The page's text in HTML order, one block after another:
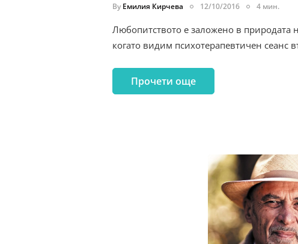
By Емилия Кирчева 12/10/2016 4 мин.
Любопитството е заложено в природата
когато видим психотерапевтичен
Прочети още